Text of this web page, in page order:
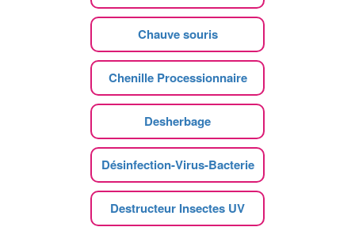
Chauve souris
Chenille Processionnaire
Desherbage
Désinfection-Virus-Bacterie
Destructeur Insectes UV